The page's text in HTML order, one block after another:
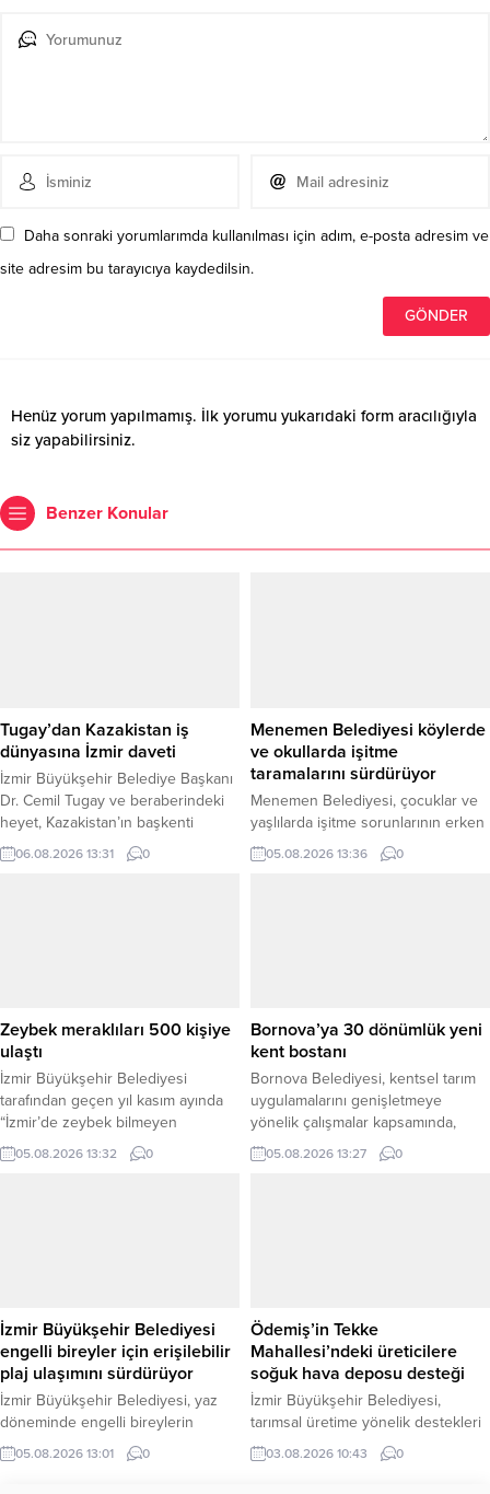
Daha sonraki yorumlarımda kullanılması için adım, e-posta adresim ve
site adresim bu tarayıcıya kaydedilsin.
Henüz yorum yapılmamış. İlk yorumu yukarıdaki form aracılığıyla
siz yapabilirsiniz.
Benzer Konular
Tugay’dan Kazakistan iş
dünyasına İzmir daveti
İzmir Büyükşehir Belediye Başkanı
Dr. Cemil Tugay ve beraberindeki
heyet, Kazakistan’ın başkenti
Astana’da Türkiye Cumhuriyeti
Astana Büyükelçiliği ile Kazakistan
sürdüren Başkan Tugay’a, İzmir
Büyükşehir Belediyesi...
06.08.2026 13:31 0
Menemen Belediyesi köylerde
ve okullarda işitme
taramalarını sürdürüyor
Menemen Belediyesi, çocuklar ve
yaşlılarda işitme sorunlarının erken
dönemde tespit edilmesine yönelik
odyometri testi uygulamalarını ilçe
göre, işitme kaybının erken teşhis
edilmesi amacıyla okullarda
öğrenciler, köylerde...
05.08.2026 13:36 0
Zeybek meraklıları 500 kişiye
ulaştı
İzmir Büyükşehir Belediyesi
tarafından geçen yıl kasım ayında
“İzmir’de zeybek bilmeyen
kalmasın” çağrısıyla kurulan Halk
Dansları Topluluğu, yaklaşık bir
araya getiren toplulukta, İzmir...
05.08.2026 13:32 0
Bornova’ya 30 dönümlük yeni
kent bostanı
Bornova Belediyesi, kentsel tarım
uygulamalarını genişletmeye
yönelik çalışmalar kapsamında,
Yakaköy’deki 15 dönümlük Kent
Bostanı’nda ilk hasadı
Bostanı’nda incelemelerde
bulundu. Belediye tarafından
yapılan açıklamaya göre, mevcut...
05.08.2026 13:27 0
İzmir Büyükşehir Belediyesi
engelli bireyler için erişilebilir
plaj ulaşımını sürdürüyor
İzmir Büyükşehir Belediyesi, yaz
döneminde engelli bireylerin
denize erişimini kolaylaştırmak
amacıyla erişilebilir ulaşım hizmetini
05.08.2026 13:01 0
Ödemiş’in Tekke
Mahallesi’ndeki üreticilere
soğuk hava deposu desteği
İzmir Büyükşehir Belediyesi,
tarımsal üretime yönelik destekleri
kapsamında Ödemiş’in Tekke
Mahallesi’nde üreticilerin
03.08.2026 10:43 0